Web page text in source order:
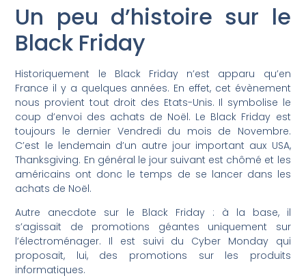
Un peu d’histoire sur le
Black Friday
Historiquement le Black Friday n’est apparu qu’en
France il y a quelques années. En effet, cet évènement
nous provient tout droit des Etats-Unis. Il symbolise le
coup d’envoi des achats de Noël. Le Black Friday est
toujours le dernier Vendredi du mois de Novembre.
C’est le lendemain d’un autre jour important aux USA,
Thanksgiving. En général le jour suivant est chômé et les
américains ont donc le temps de se lancer dans les
achats de Noël.
Autre anecdote sur le Black Friday : à la base, il
s’agissait de promotions géantes uniquement sur
l’électroménager. Il est suivi du Cyber Monday qui
proposait, lui, des promotions sur les produits
informatiques.